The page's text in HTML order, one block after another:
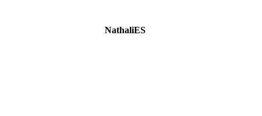
NathaliES